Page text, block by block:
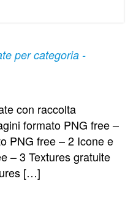
per categoria -
con raccolta
formato PNG free –
PNG free – 2 Icone e
– 3 Textures gratuite
[…]